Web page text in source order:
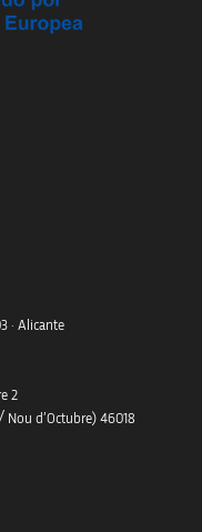
· Alicante
2
Nou d’Octubre) 46018